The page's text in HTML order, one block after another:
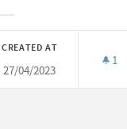
CREATED AT
27/04/2023
1